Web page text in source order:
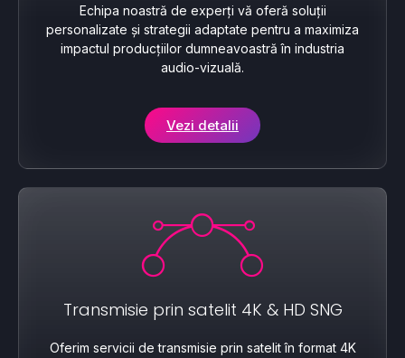
Echipa noastră de experți vă oferă soluții
personalizate și strategii adaptate pentru a maximiza
impactul producțiilor dumneavoastră în industria
audio-vizuală.
Vezi detalii
Transmisie prin satelit 4K & HD SNG
Oferim servicii de transmisie prin satelit în format 4K